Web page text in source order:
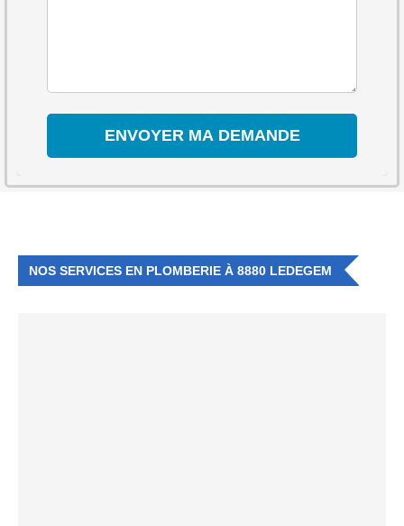
NOS SERVICES EN PLOMBERIE À 8880 LEDEGEM